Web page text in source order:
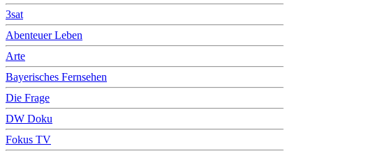
3sat
Abenteuer Leben
Arte
Bayerisches Fernsehen
Die Frage
DW Doku
Fokus TV